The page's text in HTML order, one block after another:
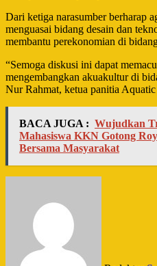
Dari ketiga narasumber berharap
menguasai bidang desain dan
membantu perekonomian di
“Semoga diskusi ini dapat
mengembangkan akuakultur di
Nur Rahmat, ketua panitia
BACA JUGA : Wujudkan
Mahasiswa KKN Gotong
Bersama Masyarakat